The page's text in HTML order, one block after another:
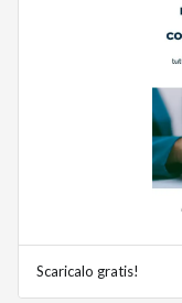
Scaricalo gratis!